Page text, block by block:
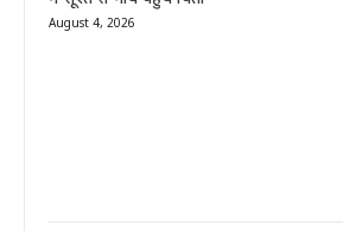
August 4, 2026